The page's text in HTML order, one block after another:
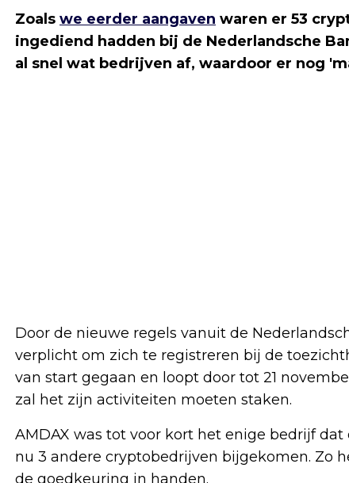
Zoals we eerder aangaven waren er 53
ingediend hadden bij de Nederlandsche
al snel wat bedrijven af, waardoor er nog
Door de nieuwe regels vanuit de
verplicht om zich te registreren bij de
van start gegaan en loopt door tot 21
zal het zijn activiteiten moeten staken.
AMDAX was tot voor kort het enige bedrijf
nu 3 andere cryptobedrijven bijgekomen. Zo
de goedkeuring in handen.